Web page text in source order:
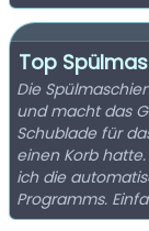
Top
Die
und macht das
Schublade für
einen Korb
ich die
Programms.